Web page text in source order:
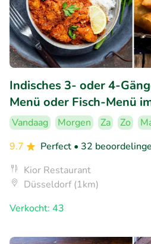
Indisches 3- oder 4-
Menü oder Fisch-Menü
Vandaag Morgen Za Zo
9.7
Perfect • 32
Kior Restaurant
Düsseldorf (1km)
Verkocht: 43